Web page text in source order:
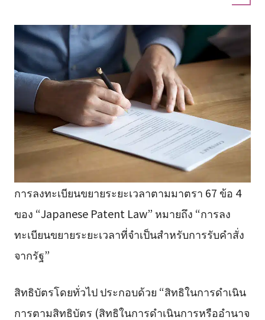
การลงทะเบียนขยายระยะเวลาตามมาตรา 67 ข้อ 4
ของ “Japanese Patent Law” หมายถึง “การลง
ทะเบียนขยายระยะเวลาที่จำเป็นสำหรับการรับคำสั่ง
จากรัฐ”
สิทธิบัตรโดยทั่วไป ประกอบด้วย “สิทธิในการดำเนิน
การตามสิทธิบัตร (สิทธิในการดำเนินการหรืออำนาจ